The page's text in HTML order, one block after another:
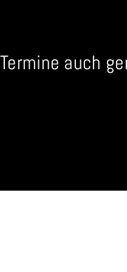
Termine auch